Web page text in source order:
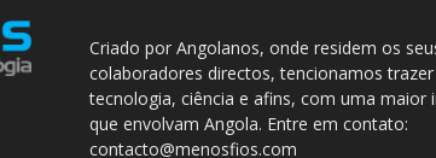
Criado por Angolanos, onde residem os
colaboradores directos, tencionamos
tecnologia, ciência e afins, com uma maior
que envolvam Angola. Entre em contato:
contacto@menosfios.com